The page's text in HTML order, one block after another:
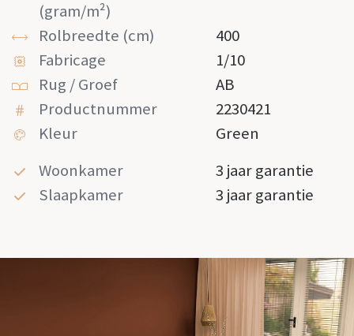
(gram/m²)
Rolbreedte (cm)
400
Fabricage
1/10
Rug / Groef
AB
Productnummer
2230421
Kleur
Green
Woonkamer
3 jaar garantie
Slaapkamer
3 jaar garantie